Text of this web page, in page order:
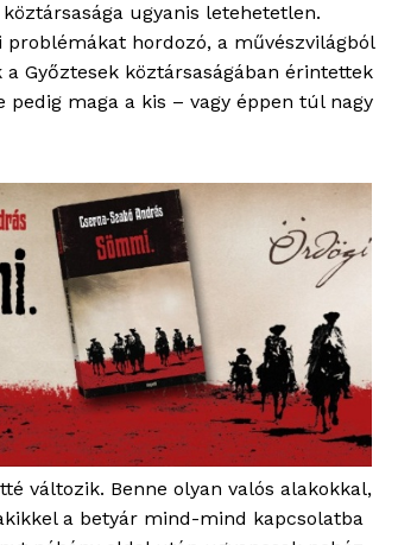
bSZ fiók
Előfizetés
Kapcsolat
Adatkezelési tájékoztató
Hirdetés
ugyanis letehetetlen.
hordozó, a művészvilágból
Győztesek köztársaságában érintettek
pedig maga a kis – vagy éppen túl nagy
változik. Benne olyan valós alakokkal,
a betyár mind-mind kapcsolatba